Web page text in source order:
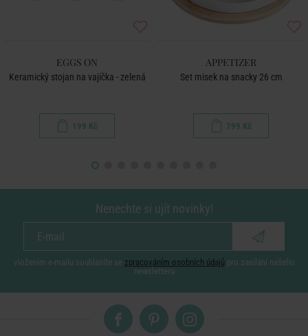
EGGS ON
Keramický stojan na vajíčka - zelená
199 Kč
APPETIZER
Set misek na snacky 26 cm
799 Kč
Nenechte si ujít novinky!
vložením e-mailu souhlasíte se zpracováním osobních údajů pro zasílání našeho
newsletteru